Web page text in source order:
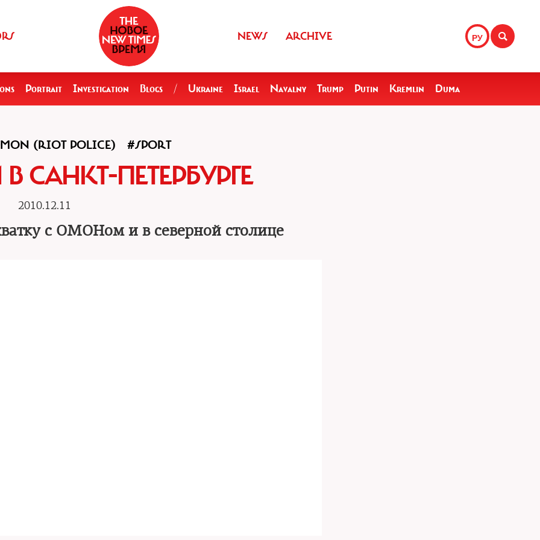
РУ
NEWS ARCHIVE
Portrait Investigation Blogs / Ukraine Israel Navalny Trump Putin Kremlin Duma
(RIOT POLICE) #SPORT
САНКТ-ПЕТЕРБУРГЕ
2010.12.11
с ОМОНом и в северной столице